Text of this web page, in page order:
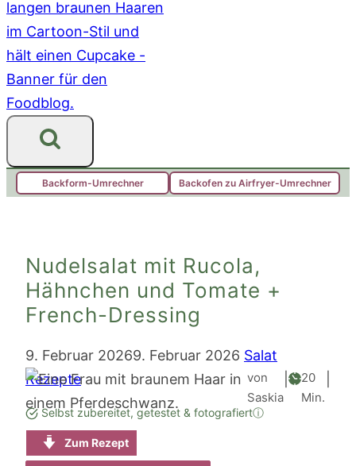
Backform-Umrechner Backofen zu Airfryer-Umrechner
Nudelsalat mit Rucola,
Hähnchen und Tomate +
French-Dressing
9. Februar 20269. Februar 2026 Salat
Rezepte
von
Saskia
| 20
Min.
Selbst zubereitet, getestet & fotografiertⓘ
Zum Rezept